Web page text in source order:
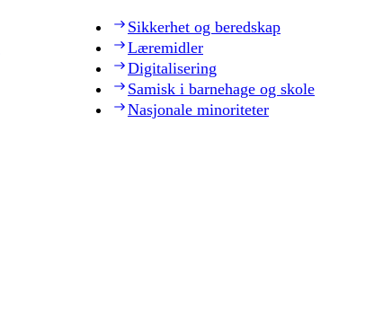
Sikkerhet og beredskap
Læremidler
Digitalisering
Samisk i barnehage og skole
Nasjonale minoriteter